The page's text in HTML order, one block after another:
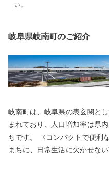
い。
岐阜県岐南町のご紹介
岐南町は、岐阜県の表玄関と
まれており、人口増加率は県
ちです。 〈コンパクトで便利なまち〉 面積約８㎢のコンパクトな
まちに、日常生活に欠かせな
るまち〉 岐南町の出生率は岐